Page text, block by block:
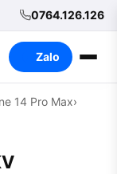
0764.126.126
Zalo
14 Pro Max›